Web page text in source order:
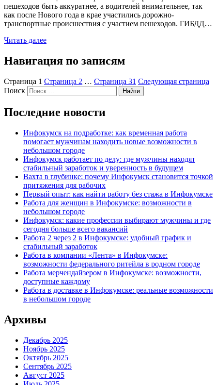
пешеходов быть аккуратнее, а водителей внимательнее, так
как после Нового года в крае участились дорожно-
транспортные происшествия с участием пешеходов. ГИБДД…
Читать далее
Навигация по записям
Страница 1 Страница 2 … Страница 31 Следующая страница
Поиск
Найти
Последние новости
Инфокумск на подработке: как временная работа
помогает мужчинам находить новые возможности в
небольшом городе
Инфокумск работает по делу: где мужчины находят
стабильный заработок и уверенность в будущем
Вахта в глубинке: почему Инфокумск становится точкой
притяжения для рабочих
Первый опыт: как найти работу без стажа в Инфокумске
Работа для женщин в Инфокумске: возможности в
небольшом городе
Инфокумск: какие профессии выбирают мужчины и где
сегодня больше всего вакансий
Работа 2 через 2 в Инфокумске: удобный график и
стабильный заработок
Работа в компании «Лента» в Инфокумске:
возможности федерального ритейла в родном городе
Работа мерчендайзером в Инфокумске: возможности,
доступные каждому
Работа в доставке в Инфокумске: реальные возможности
в небольшом городе
Архивы
Декабрь 2025
Ноябрь 2025
Октябрь 2025
Сентябрь 2025
Август 2025